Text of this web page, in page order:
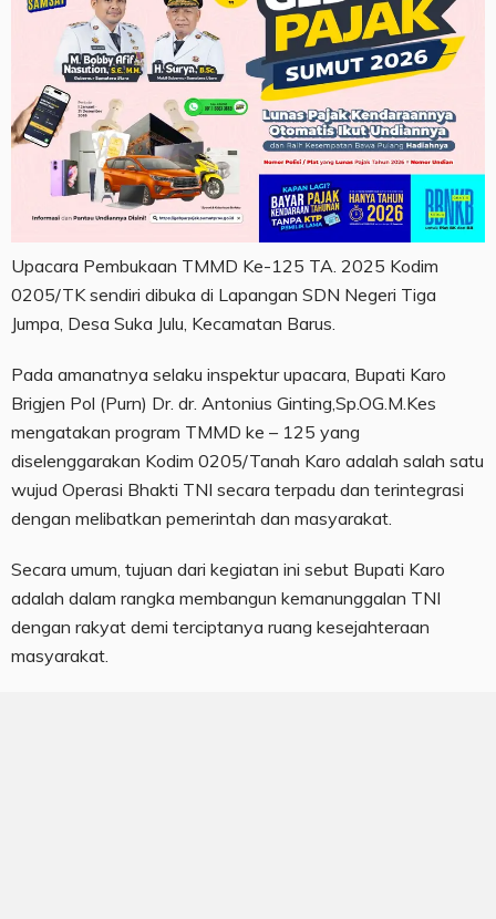
Upacara Pembukaan TMMD Ke-125 TA. 2025 Kodim
0205/TK sendiri dibuka di Lapangan SDN Negeri Tiga
Jumpa, Desa Suka Julu, Kecamatan Barus.
Pada amanatnya selaku inspektur upacara, Bupati Karo
Brigjen Pol (Purn) Dr. dr. Antonius Ginting,Sp.OG.M.Kes
mengatakan program TMMD ke – 125 yang
diselenggarakan Kodim 0205/Tanah Karo adalah salah satu
wujud Operasi Bhakti TNI secara terpadu dan terintegrasi
dengan melibatkan pemerintah dan masyarakat.
Secara umum, tujuan dari kegiatan ini sebut Bupati Karo
adalah dalam rangka membangun kemanunggalan TNI
dengan rakyat demi terciptanya ruang kesejahteraan
masyarakat.